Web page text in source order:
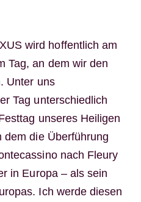
wird hoffentlich am
Tag, an dem wir den
Unter uns
Tag unterschiedlich
unseres Heiligen
dem die Überführung
nach Fleury
in Europa – als sein
Ich werde diesen